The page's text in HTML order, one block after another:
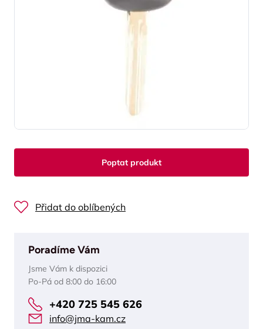
Poptat produkt
Přidat do oblíbených
Poradíme Vám
Jsme Vám k dispozici
Po-Pá od 8:00 do 16:00
+420 725 545 626
info@jma-kam.cz